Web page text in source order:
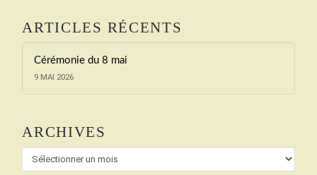
ARTICLES RÉCENTS
Cérémonie du 8 mai
9 MAI 2026
ARCHIVES
Archives